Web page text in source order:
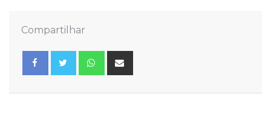
Compartilhar
Whatsapp